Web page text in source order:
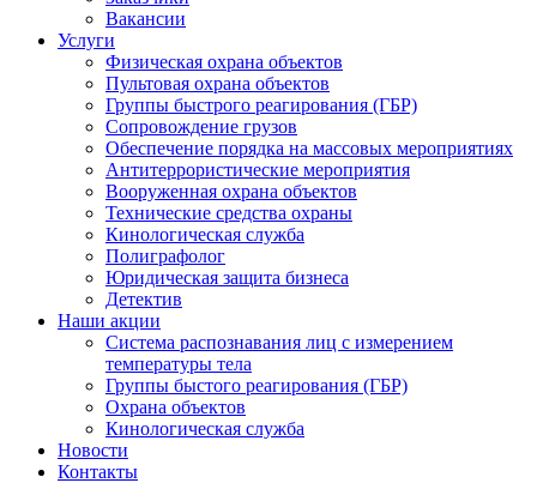
Вакансии
Услуги
Физическая охрана объектов
Пультовая охрана объектов
Группы быстрого реагирования (ГБР)
Сопровождение грузов
Обеспечение порядка на массовых мероприятиях
Антитеррористические мероприятия
Вооруженная охрана объектов
Технические средства охраны
Кинологическая служба
Полиграфолог
Юридическая защита бизнеса
Детектив
Наши акции
Система распознавания лиц с измерением
температуры тела
Группы быстого реагирования (ГБР)
Охрана объектов
Кинологическая служба
Новости
Контакты